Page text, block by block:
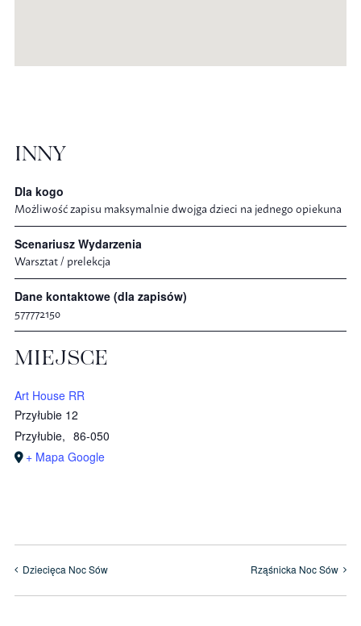
MIEJSCE
Art House RR
Przyłubie 12
Przyłubie, 86-050
+ Mapa Google
INNY
Dla kogo
Możliwość zapisu maksymalnie dwojga dzieci na jednego opiekuna
Scenariusz Wydarzenia
Warsztat / prelekcja
Dane kontaktowe (dla zapisów)
577772150
Dziecięca Noc Sów Rząśnicka Noc Sów